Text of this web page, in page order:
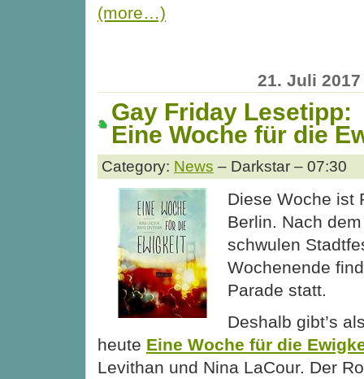
(more…)
21. Juli 2017
Gay Friday Lesetipp:
Eine Woche für die
Category: News – Darkstar – 07:30
Diese Woche ist
Berlin. Nach
schwulen
Wochenende
Parade statt.
Deshalb gibt’s
heute Eine Woche für die
Levithan und Nina LaCour. Der